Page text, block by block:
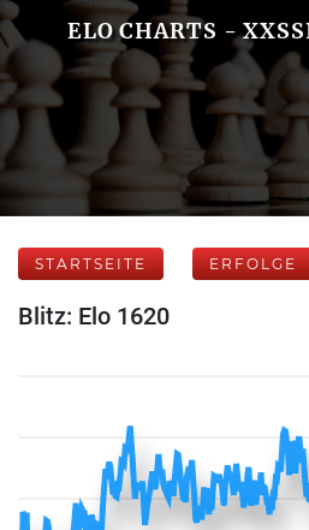
ELO CHARTS -
STARTSEITE ERFOLGE
Blitz: Elo 1620